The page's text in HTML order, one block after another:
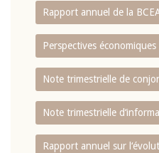
Rapport annuel de la
Perspectives économiques
Note trimestrielle de
Note trimestrielle
Rapport annuel sur